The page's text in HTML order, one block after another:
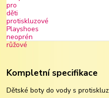
Kompletní specifikace
Dětské boty do vody s